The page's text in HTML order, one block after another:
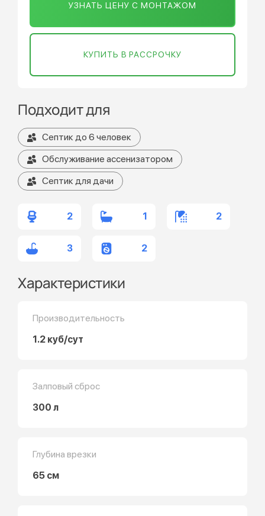
УЗНАТЬ ЦЕНУ С МОНТАЖОМ
КУПИТЬ В РАССРОЧКУ
Подходит для
Септик до 6 человек
Обслуживание ассенизатором
Септик для дачи
2 1 2
3 2
Характеристики
Производительность
1.2 куб/сут
Залповый сброс
300 л
Глубина врезки
65 см